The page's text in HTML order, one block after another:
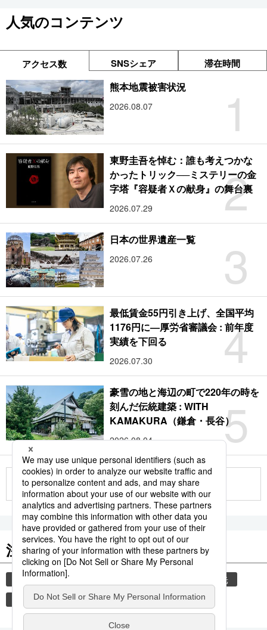
人気のコンテンツ
アクセス数 SNSシェア 滞在時間
1
熊本地震被害状況
2026.08.07
2
東野圭吾を悼む：誰も考えつかな
かったトリック──ミステリーの金
字塔『容疑者Ｘの献身』の舞台裏
2026.07.29
3
日本の世界遺産一覧
2026.07.26
4
最低賃金55円引き上げ、全国平均
1176円に―厚労省審議会 : 前年度
実績を下回る
2026.07.30
5
豪雪の地と海辺の町で220年の時を
刻んだ伝統建築 : WITH
KAMAKURA（鎌倉・長谷）
2026.08.04
もっと見る
注目のキーワード
共同通信ニュース
観光
気象庁
津波 地震 旅 熊本